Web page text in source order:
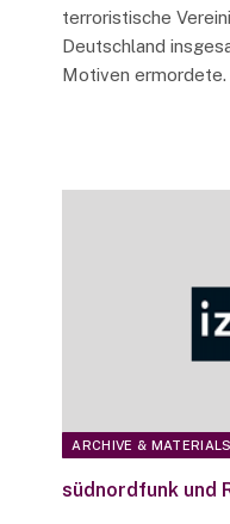
terroristische
Deutschland
Motiven ermordete.
ARCHIVE &
südnordfunk und